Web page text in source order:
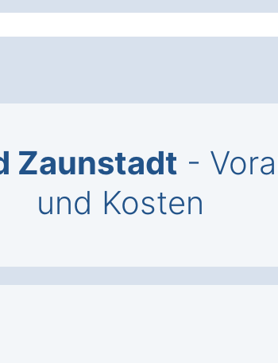
Zaunstadt -
und Kosten